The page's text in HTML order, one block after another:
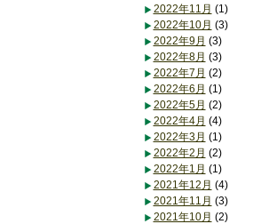
2022年11月 (1)
2022年10月 (3)
2022年9月 (3)
2022年8月 (3)
2022年7月 (2)
2022年6月 (1)
2022年5月 (2)
2022年4月 (4)
2022年3月 (1)
2022年2月 (2)
2022年1月 (1)
2021年12月 (4)
2021年11月 (3)
2021年10月 (2)